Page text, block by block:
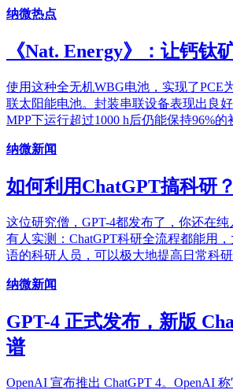
纳微热点
《Nat. Energy》：让钙钛
使用这种全无机WBG电池，实现了PCE
联太阳能电池。封装串联设备表现出良
MPP下运行超过1000 h后仍能保持96%的
纳微新闻
如何利用ChatGPT搞科研？
这位研究僧，GPT-4都发布了，你还在
有人实测：ChatGPT科研全流程都能用
语的科研人员，可以极大地提高日常科研
纳微新闻
GPT-4 正式发布，新版
谱
OpenAI 宣布推出 ChatGPT 4。OpenAI